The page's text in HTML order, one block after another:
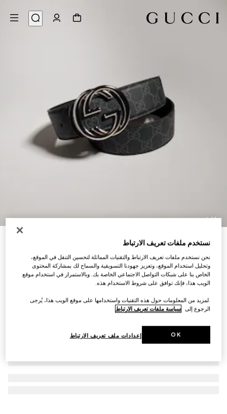
1
/
4
حزام ذو وجهين مع مشبك G المتشابك
تنويعات قماش Supreme باللون الأسود وجلد
نستخدم ملفات تعريف الارتباط
نحن نستخدم ملفات تعريف الارتباط والتقنيات المماثلة لتحسين التنقل في الموقع،
وتحليل استخدام الموقع، وتعزيز جهودنا التسويقية والسماح لك بمشاركة المحتوى
الخاص بنا على شبكات التواصل الاجتماعي الخاصة بك. وبالاستمرار في استخدام موقع
الويب هذا، فإنك توافق على شروط الاستخدام هذه.
.لمزيد من المعلومات حول هذه التقنيات واستخدامها على موقع الويب هذا، يُرجى
الرجوع إلى سياسة ملفات تعريف الارتباط
إعدادات ملف تعريف الارتباط OK